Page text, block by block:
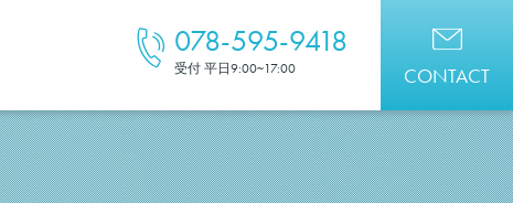
078-595-9418
受付 平日9:00~17:00 CONTACT